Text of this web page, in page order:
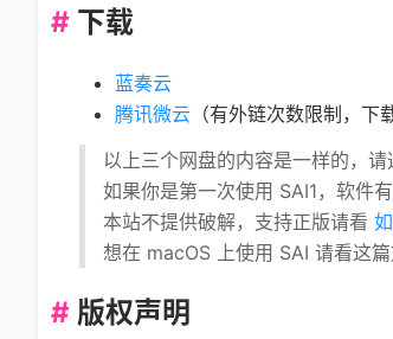
下载
蓝奏云
腾讯微云 （有外链次数限制，下
以上三个网盘的内容是一样的，
如果你是第一次使用 SAI1，软件
本站不提供破解，支持正版请看
想在 macOS 上使用 SAI 请看这
版权声明